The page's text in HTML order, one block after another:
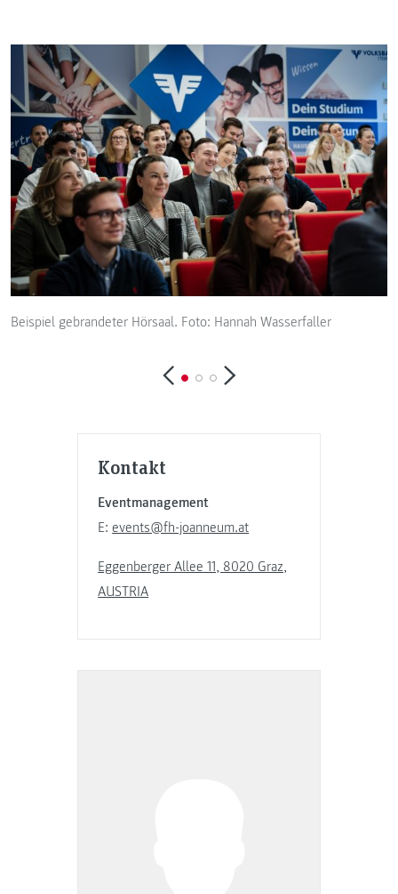
Kontakt
Eventmanagement
E:events@fh-joanneum.at
Eggenberger Allee 11, 8020 Graz,
AUSTRIA
Beispiel gebrandeter Hörsaal. Foto: Hannah Wasserfaller